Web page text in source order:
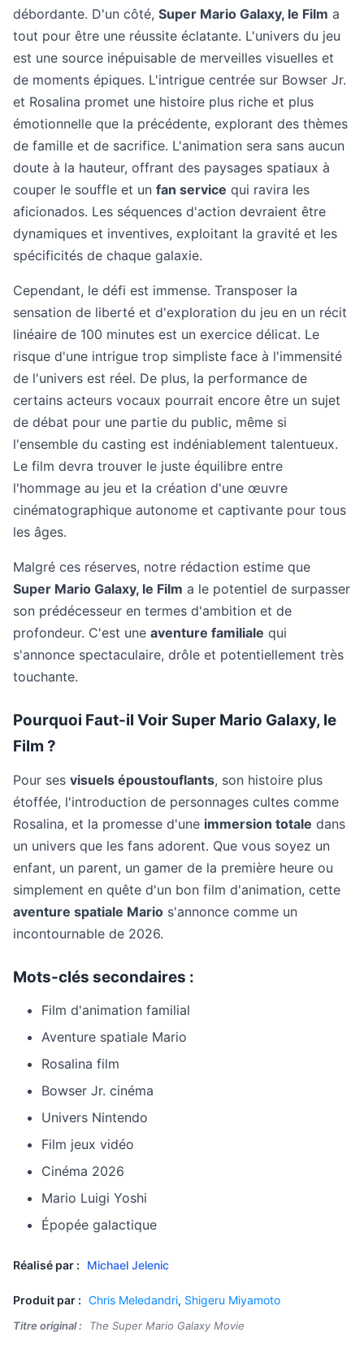
débordante. D'un côté, Super Mario Galaxy, le Film a
tout pour être une réussite éclatante. L'univers du jeu
est une source inépuisable de merveilles visuelles et
de moments épiques. L'intrigue centrée sur Bowser Jr.
et Rosalina promet une histoire plus riche et plus
émotionnelle que la précédente, explorant des thèmes
de famille et de sacrifice. L'animation sera sans aucun
doute à la hauteur, offrant des paysages spatiaux à
couper le souffle et un fan service qui ravira les
aficionados. Les séquences d'action devraient être
dynamiques et inventives, exploitant la gravité et les
spécificités de chaque galaxie.
Cependant, le défi est immense. Transposer la
sensation de liberté et d'exploration du jeu en un récit
linéaire de 100 minutes est un exercice délicat. Le
risque d'une intrigue trop simpliste face à l'immensité
de l'univers est réel. De plus, la performance de
certains acteurs vocaux pourrait encore être un sujet
de débat pour une partie du public, même si
l'ensemble du casting est indéniablement talentueux.
Le film devra trouver le juste équilibre entre
l'hommage au jeu et la création d'une œuvre
cinématographique autonome et captivante pour tous
les âges.
Malgré ces réserves, notre rédaction estime que
Super Mario Galaxy, le Film a le potentiel de surpasser
son prédécesseur en termes d'ambition et de
profondeur. C'est une aventure familiale qui
s'annonce spectaculaire, drôle et potentiellement très
touchante.
Pourquoi Faut-il Voir Super Mario Galaxy, le
Film ?
Pour ses visuels époustouflants, son histoire plus
étoffée, l'introduction de personnages cultes comme
Rosalina, et la promesse d'une immersion totale dans
un univers que les fans adorent. Que vous soyez un
enfant, un parent, un gamer de la première heure ou
simplement en quête d'un bon film d'animation, cette
aventure spatiale Mario s'annonce comme un
incontournable de 2026.
Mots-clés secondaires :
Film d'animation familial
Aventure spatiale Mario
Rosalina film
Bowser Jr. cinéma
Univers Nintendo
Film jeux vidéo
Cinéma 2026
Mario Luigi Yoshi
Épopée galactique
Réalisé par : Michael Jelenic
Produit par : Chris Meledandri, Shigeru Miyamoto
Titre original : The Super Mario Galaxy Movie